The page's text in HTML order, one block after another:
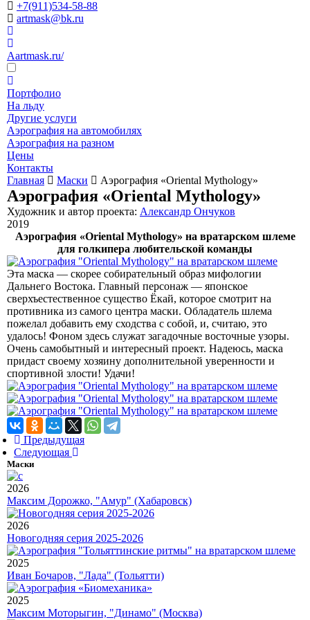
+7(911)534-58-88
artmask@bk.ru
Aartmask.ru/
Портфолио
На льду
Другие услуги
Аэрография на автомобилях
Аэрография на разном
Цены
Контакты
Главная
Маски Аэрография «Oriental Mythology»
Аэрография «Oriental Mythology»
Художник и автор проекта: Александр Ончуков
2019
Аэрография «Oriental Mythology» на вратарском шлеме
для голкипера любительской команды
Эта маска — скорее собирательный образ мифологии
Дальнего Востока. Главный персонаж — японское
сверхъестественное существо Ёкай, которое смотрит на
противника из самого центра маски. Обладатель шлема
пожелал добавить ему сходства с собой, и, считаю, это
удалось! Фоном здесь служат загадочные восточные узоры.
Очень самобытный и интересный проект. Надеюсь, маска
придаст своему хозяину дополнительной уверенности и
спортивной злости! Удачи!
Предыдущая
Следующая
Маски
2026
Максим Дорожко, "Амур" (Хабаровск)
2026
Новогодняя серия 2025-2026
2025
Иван Бочаров, "Лада" (Тольятти)
2025
Максим Моторыгин, "Динамо" (Москва)